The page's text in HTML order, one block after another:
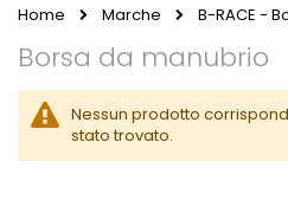
Home Marche B-RACE -
Borsa da manubrio
Nessun prodotto
stato trovato.